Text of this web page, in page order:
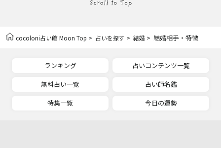
cocoloni占い館 Moon Top > 占いを探す > 結婚 > 結婚相手・特徴
ランキング
占いコンテンツ一覧
無料占い一覧
占い師名鑑
特集一覧
今日の運勢